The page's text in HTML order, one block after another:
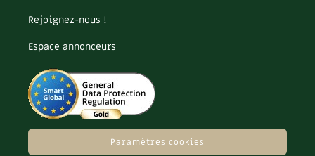
Rejoignez-nous !
Espace annonceurs
Paramètres cookies